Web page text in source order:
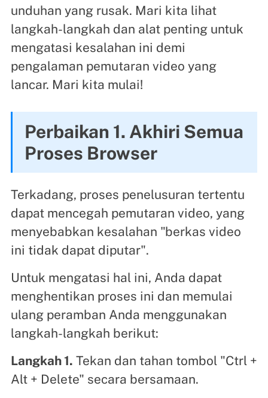
unduhan yang rusak. Mari kita lihat
langkah-langkah dan alat penting untuk
mengatasi kesalahan ini demi
pengalaman pemutaran video yang
lancar. Mari kita mulai!
Perbaikan 1. Akhiri Semua
Proses Browser
Terkadang, proses penelusuran tertentu
dapat mencegah pemutaran video, yang
menyebabkan kesalahan "berkas video
ini tidak dapat diputar".
Untuk mengatasi hal ini, Anda dapat
menghentikan proses ini dan memulai
ulang peramban Anda menggunakan
langkah-langkah berikut:
Langkah 1. Tekan dan tahan tombol "Ctrl +
Alt + Delete" secara bersamaan.